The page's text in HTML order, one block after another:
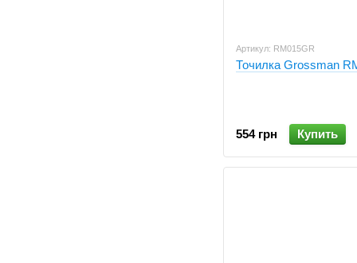
Артикул: RM015GR
Точилка Grossman
554 грн Купить